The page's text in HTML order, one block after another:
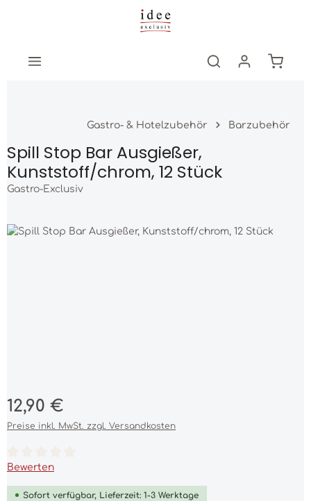
Zum Hauptinhalt springen
Gastro- & Hotelzubehör Barzubehör
Spill Stop Bar Ausgießer,
Kunststoff/chrom, 12 Stück
Gastro-Exclusiv
Bildergalerie überspringen
Regulärer Preis:
12,90 €
Preise inkl. MwSt. zzgl. Versandkosten
Durchschnittliche Bewertung von 0 von 5 Sternen
Bewerten
Sofort verfügbar, Lieferzeit: 1-3 Werktage